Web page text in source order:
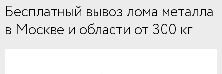
Бесплатный вывоз лома металла
в Москве и области от 300 кг